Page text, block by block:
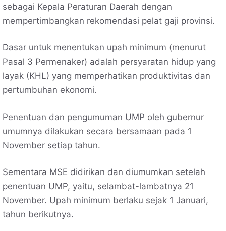
sebagai Kepala Peraturan Daerah dengan
mempertimbangkan rekomendasi pelat gaji provinsi.
Dasar untuk menentukan upah minimum (menurut
Pasal 3 Permenaker) adalah persyaratan hidup yang
layak (KHL) yang memperhatikan produktivitas dan
pertumbuhan ekonomi.
Penentuan dan pengumuman UMP oleh gubernur
umumnya dilakukan secara bersamaan pada 1
November setiap tahun.
Sementara MSE didirikan dan diumumkan setelah
penentuan UMP, yaitu, selambat-lambatnya 21
November. Upah minimum berlaku sejak 1 Januari,
tahun berikutnya.